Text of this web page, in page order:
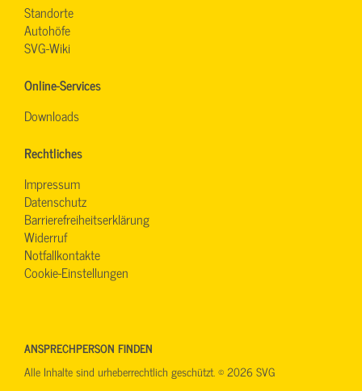
Standorte
Autohöfe
SVG-Wiki
Online-Services
Downloads
Rechtliches
Impressum
Datenschutz
Barrierefreiheitserklärung
Widerruf
Notfallkontakte
Cookie-Einstellungen
ANSPRECHPERSON FINDEN
Alle Inhalte sind urheberrechtlich geschützt. © 2026 SVG